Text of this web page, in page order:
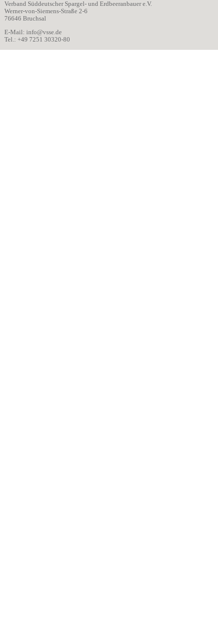
Verband Süddeutscher Spargel- und Erdbeeranbauer e.V.
Werner-von-Siemens-Straße 2-6
76646 Bruchsal
E-Mail: info@vsse.de
Tel.: +49 7251 30320-80